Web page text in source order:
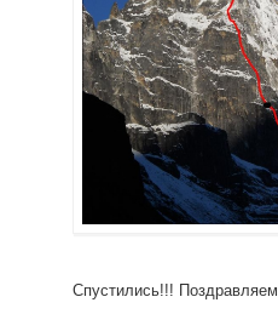
Спустились!!! Поздравляем.